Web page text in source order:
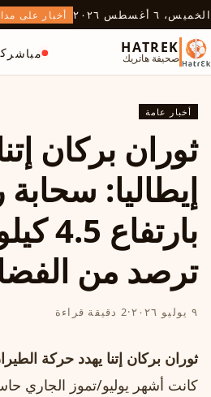
الخميس، ٦ أغسطس ٢٠٢٦ أخبار على
HATREK
صحيفة هاتريك مباشر
أخبار عامة
ثوران بركان
إيطاليا: سحابة
ترصد من
٩ يوليو ٢٠٢٦ ·2 دقيقة قراءة
ثوران بركان إتنا يهدد حركة
كانت أشهر يوليو/تموز الجاري